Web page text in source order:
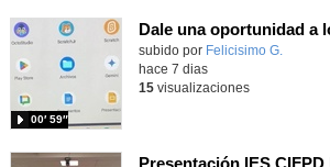
Contenido educativo.
subido por Felicisimo G.
00′ 59″
hace 7 dias
15visualizaciones